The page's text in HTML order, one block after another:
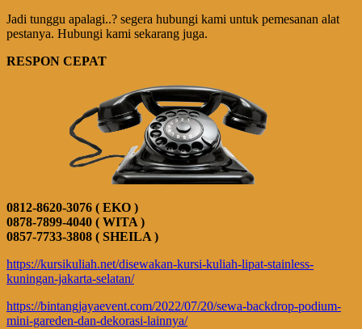
Jadi tunggu apalagi..? segera hubungi kami untuk pemesanan alat
pestanya. Hubungi kami sekarang juga.
RESPON CEPAT
0812-8620-3076 ( EKO )
0878-7899-4040 ( WITA )
0857-7733-3808 ( SHEILA )
https://kursikuliah.net/disewakan-kursi-kuliah-lipat-stainless-
kuningan-jakarta-selatan/
https://bintangjayaevent.com/2022/07/20/sewa-backdrop-podium-
mini-gareden-dan-dekorasi-lainnya/